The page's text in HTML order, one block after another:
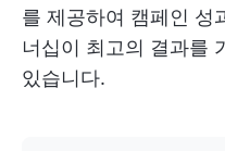
를 제공하여 캠페인 성
너십이 최고의 결과를
있습니다.